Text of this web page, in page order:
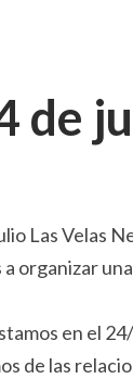
de
Las Velas
a organizar
en el
de las